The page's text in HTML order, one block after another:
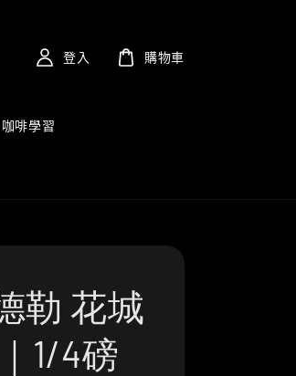
咖啡學習
登入 購物車
勒 花城
1/4磅